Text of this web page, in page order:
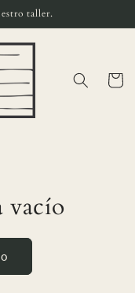
taller.
Carrito
vacío